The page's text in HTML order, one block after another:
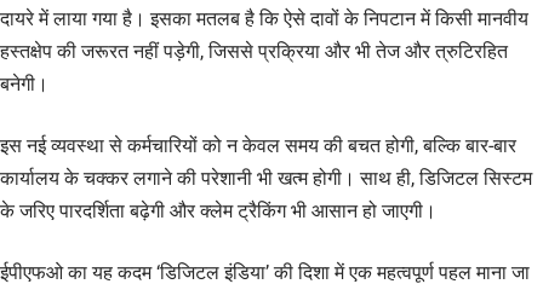
दायरे में लाया गया है। इसका मतलब है कि ऐसे दावों के निपटान में किसी मानवीय
हस्तक्षेप की जरूरत नहीं पड़ेगी, जिससे प्रक्रिया और भी तेज और त्रुटिरहित
बनेगी।
इस नई व्यवस्था से कर्मचारियों को न केवल समय की बचत होगी, बल्कि बार-बार
कार्यालय के चक्कर लगाने की परेशानी भी खत्म होगी। साथ ही, डिजिटल सिस्टम
के जरिए पारदर्शिता बढ़ेगी और क्लेम ट्रैकिंग भी आसान हो जाएगी।
ईपीएफओ का यह कदम ‘डिजिटल इंडिया’ की दिशा में एक महत्वपूर्ण पहल माना जा